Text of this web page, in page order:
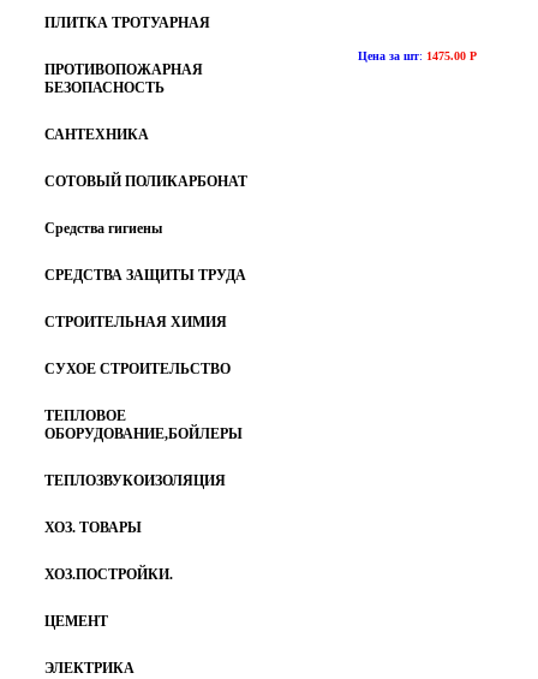
ПЛИТКА ТРОТУАРНАЯ
ПРОТИВОПОЖАРНАЯ
БЕЗОПАСНОСТЬ
САНТЕХНИКА
СОТОВЫЙ ПОЛИКАРБОНАТ
Средства гигиены
СРЕДСТВА ЗАЩИТЫ ТРУДА
СТРОИТЕЛЬНАЯ ХИМИЯ
СУХОЕ СТРОИТЕЛЬСТВО
ТЕПЛОВОЕ
ОБОРУДОВАНИЕ,БОЙЛЕРЫ
ТЕПЛОЗВУКОИЗОЛЯЦИЯ
ХОЗ. ТОВАРЫ
ХОЗ.ПОСТРОЙКИ.
ЦЕМЕНТ
ЭЛЕКТРИКА
Цена за шт: 1475.00 Р